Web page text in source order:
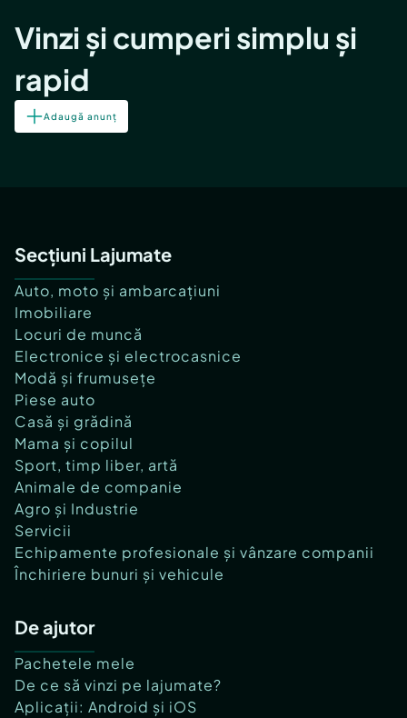
Vinzi și cumperi simplu și
rapid
Adaugă anunț
Secțiuni Lajumate
Auto, moto și ambarcațiuni
Imobiliare
Locuri de muncă
Electronice și electrocasnice
Modă și frumusețe
Piese auto
Casă și grădină
Mama și copilul
Sport, timp liber, artă
Animale de companie
Agro și Industrie
Servicii
Echipamente profesionale și vânzare companii
Închiriere bunuri și vehicule
De ajutor
Pachetele mele
De ce să vinzi pe lajumate?
Aplicații: Android și iOS